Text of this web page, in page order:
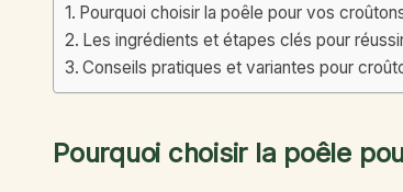
Pourquoi choisir la poêle pour vos
Les ingrédients et étapes clés pour
Conseils pratiques et variantes pour
Pourquoi choisir la poêle